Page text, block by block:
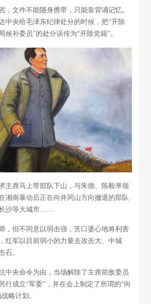
，文件不能随身携带，只能靠背诵记忆。
中央给毛泽东纪律处分的时候，把“开除
候补委员”的处分误传为“开除党籍”。
主席马上带部队下山，与朱德、陈毅率领
湘南暴动后正在向井冈山方向撤退的部队
沙等大城市……
，但不同意以弱击强，苦口婆心地将利害
红军以目前弱小的力量去攻击大、中城
石。
中央命令为由，当场解除了主席前敌委员
行成立“军委”，并在会上制定了所谓的“向
略计划。